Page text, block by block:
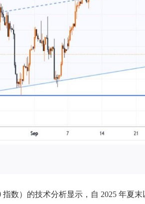
数）的技术分析显示，自 2025 年夏